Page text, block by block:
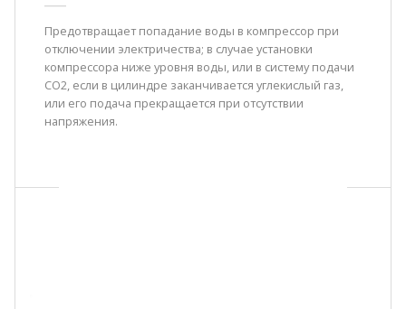
Предотвращает попадание воды в компрессор при
отключении электричества; в случае установки
компрессора ниже уровня воды, или в систему подачи
СО2, если в цилиндре заканчивается углекислый газ,
или его подача прекращается при отсутствии
напряжения.